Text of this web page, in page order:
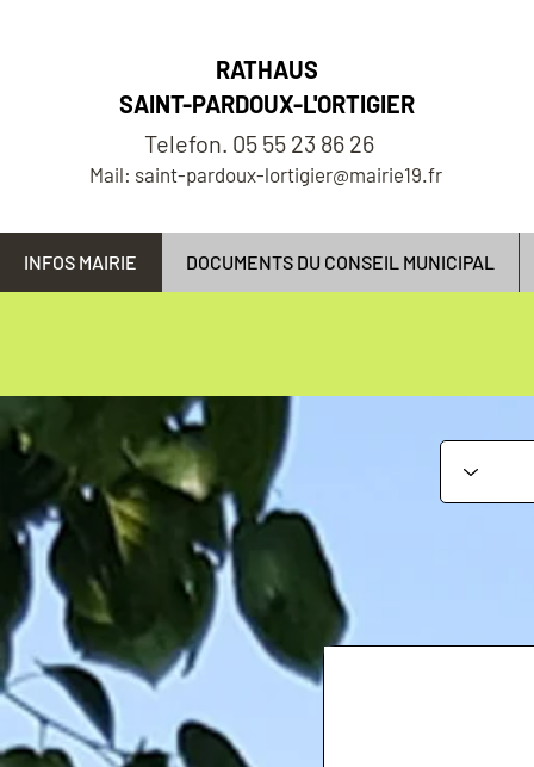
RATHAUS
SAINT-PARDOUX-L'ORTIGIER
Telefon. 05 55 23 86 26
Mail: saint-pardoux-lortigier@mairie19.fr
INFOS MAIRIE DOCUMENTS DU CONSEIL MUNICIPAL